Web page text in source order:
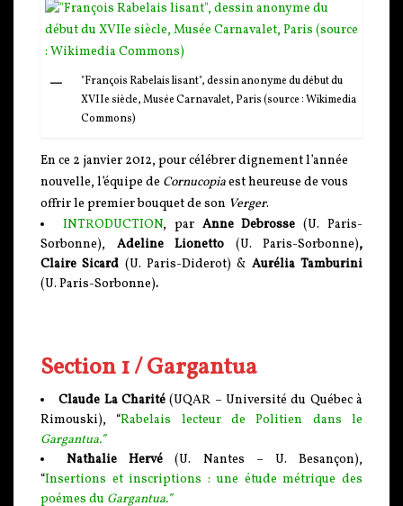
"François Rabelais lisant", dessin anonyme du début du
XVIIe siècle, Musée Carnavalet, Paris (source : Wikimedia
Commons)
En ce 2 janvier 2012, pour célébrer dignement l’année
nouvelle, l’équipe de Cornucopiaest heureuse de vous
offrir le premier bouquet de son Verger.
INTRODUCTION, par Anne Debrosse (U. Paris-
Sorbonne), Adeline Lionetto (U. Paris-Sorbonne),
Claire Sicard (U. Paris-Diderot) & Aurélia Tamburini
(U. Paris-Sorbonne).
Section 1 / Gargantua
Claude La Charité (UQAR – Université du Québec à
Rimouski), “Rabelais lecteur de Politien dans le
Gargantua.”
Nathalie Hervé (U. Nantes – U. Besançon),
“Insertions et inscriptions : une étude métrique des
poémes du Gargantua.”